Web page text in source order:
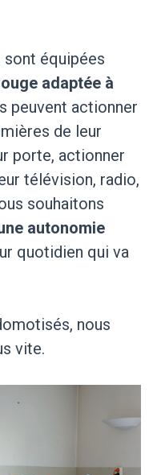
sont équipées
adaptée à
peuvent actionner
de leur
porte, actionner
télévision, radio,
souhaitons
autonomie
quotidien qui va
nous
vite.